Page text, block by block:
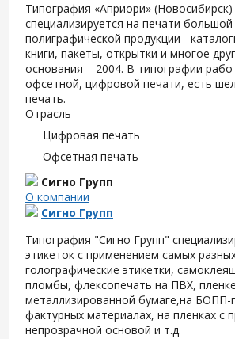
Типография «Априори» (Новосибирск)
специализируется на печати
полиграфической продукции -
книги, пакеты, открытки и многое
основания – 2004. В типографии
офсетной, цифровой печати, есть
печать.
Отрасль
Цифровая печать
Офсетная печать
Сигно Групп
О компании
Сигно Групп
Типография "Сигно Групп"
этикеток с применением самых
голографические этикетки,
пломбы, флексопечать на ПВХ,
металлизированной бумаге,на БОПП-
фактурных материалах, на пленках с
непрозрачной основой и т.д.